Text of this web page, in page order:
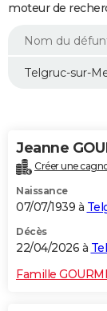
Mobiles
Meilleur
Internet
Ordinateurs
Jeux vidéo
Guide high-tech
+BRICOLAGE
Forum
Aménagement
Extérieur
Cuisine
Salle de bains
Jardinage
Rangement
WEEK-END
Guides de France
Escapades
Patrimoine
Expositions
Musées
Week-end nature
LIFESTYLE
Alimentation
Guide de la santé
Maladies
Médicaments
Sommeil
VOYAGE
Destinations
City break
Voyage nature
Voyage de noces
Forum
Climat
+PHOTO
GUIDES D'ACHAT
BONS PLANS
CARTE DE VOEUX
moteur de
Jeanne
Créer une
Naissance
07/07/1939 à
Décès
22/04/2026 à
Famille